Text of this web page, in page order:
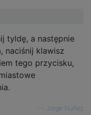
tyldę, a następnie
naciśnij klawisz
tego przycisku,
Jorge Núñez